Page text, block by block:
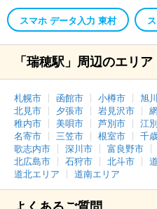
スマホ データ入力 東村
「瑞穂駅」周辺のエリア
札幌市 函館市 小樽市 旭
北見市
夕張市 岩見沢市
稚内市
美唄市 芦別市 江
名寄市
三笠市 根室市 千
歌志内市
深川市 富良野市
北広島市
石狩市 北斗市
道北エリア
道南エリア